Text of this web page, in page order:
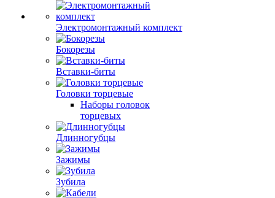
Электромонтажный комплект
Бокорезы
Вставки-биты
Головки торцевые
Наборы головок
торцевых
Длинногубцы
Зажимы
Зубила